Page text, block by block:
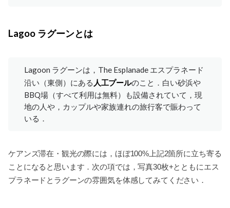
Lagoo ラグーンとは
Lagoon ラグーンは，The Esplanade エスプラネード
沿い（東側）にある 人工プールのこと．白い砂浜や
BBQ場（すべて利用は無料）も設備されていて，現
地の人や，カップルや家族連れの旅行客で賑わって
いる．
ケアンズ滞在・観光の際には，ほぼ100%上記2箇所に立ち寄る
ことになると思います．次の項では，写真30枚+とともにエス
プラネードとラグーンの雰囲気を体感してみてください．